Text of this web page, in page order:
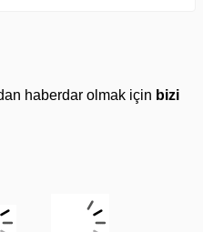
haberdar olmak için bizi